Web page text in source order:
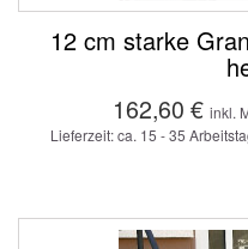
12 cm starke
162,60 € inkl.
Lieferzeit: ca. 15 - 35